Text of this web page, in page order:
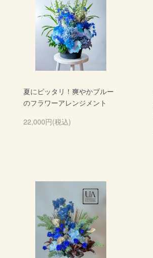
夏にピッタリ！爽やかブルー
のフラワーアレンジメント
22,000円(税込)